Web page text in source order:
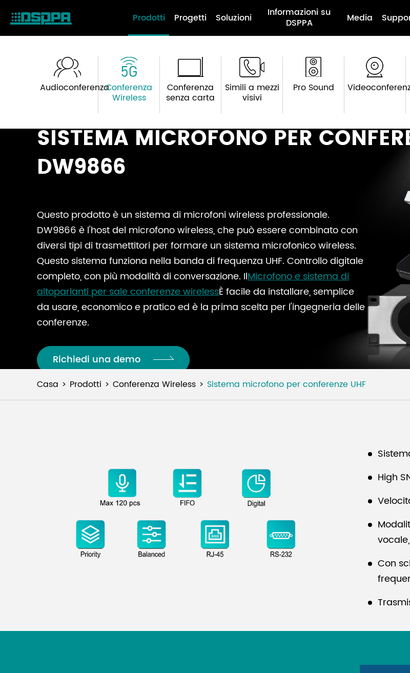
Prodotti Progetti Soluzioni
Informazioni su
DSPPA
Media
AudioconferenzaConferenza
Wireless
Conferenza
senza carta
Simili a mezzi
visivi
Pro Sound
SISTEMA MICROFONO PER
DW9866
Questo prodotto è un sistema di microfoni wireless professionale.
DW9866 è l'host del microfono wireless, che può essere combinato con
diversi tipi di trasmettitori per formare un sistema microfonico wireless.
Questo sistema funziona nella banda di frequenza UHF. Controllo digitale
completo, con più modalità di conversazione. IlMicrofono e sistema di
altoparlanti per sale conferenze wirelessÈ facile da installare, semplice
da usare, economico e pratico ed è la prima scelta per l'ingegneria delle
conferenze.
Richiedi una demo
Casa Prodotti Conferenza Wireless Sistema microfono per conferenze UHF
High
Con